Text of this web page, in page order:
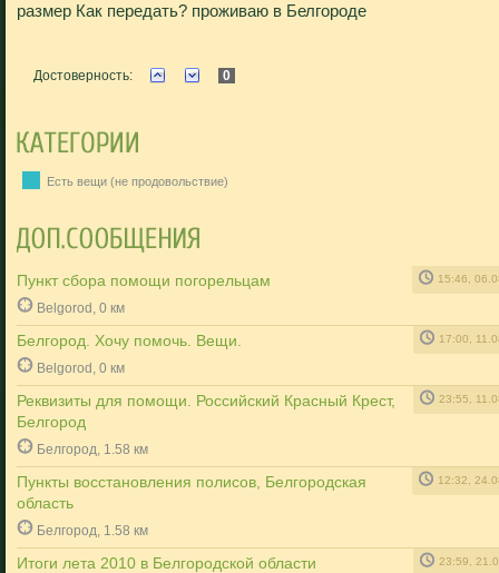
размер Как передать? проживаю в Белгороде
Достоверность: 0
Есть вещи (не продовольствие)
Пункт сбора помощи погорельцам 15:46,
Belgorod, 0 км
Белгород. Хочу помочь. Вещи. 17:00,
Belgorod, 0 км
Реквизиты для помощи. Российский Красный Крест,
Белгород
23:55,
Белгород, 1.58 км
Пункты восстановления полисов, Белгородская
область
12:32,
Белгород, 1.58 км
Итоги лета 2010 в Белгородской области 23:59,